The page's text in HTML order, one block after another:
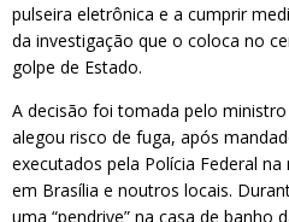
pulseira eletrônica e a cumprir
da investigação que o coloca no
golpe de Estado.
A decisão foi tomada pelo
alegou risco de fuga, após
executados pela Polícia Federal
em Brasília e noutros locais.
uma “pendrive” na casa de banho